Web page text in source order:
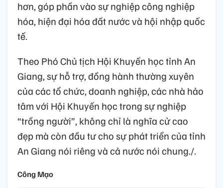
hơn, góp phần vào sự nghiệp công nghiệp
hóa, hiện đại hóa đất nước và hội nhập quốc
tế.
Theo Phó Chủ tịch Hội Khuyến học tỉnh An
Giang, sự hỗ trợ, đồng hành thường xuyên
của các tổ chức, doanh nghiệp, các nhà hảo
tâm với Hội Khuyến học trong sự nghiệp
“trồng người”, không chỉ là nghĩa cử cao
đẹp mà còn đầu tư cho sự phát triển của tỉnh
An Giang nói riêng và cả nước nói chung./.
Công Mạo